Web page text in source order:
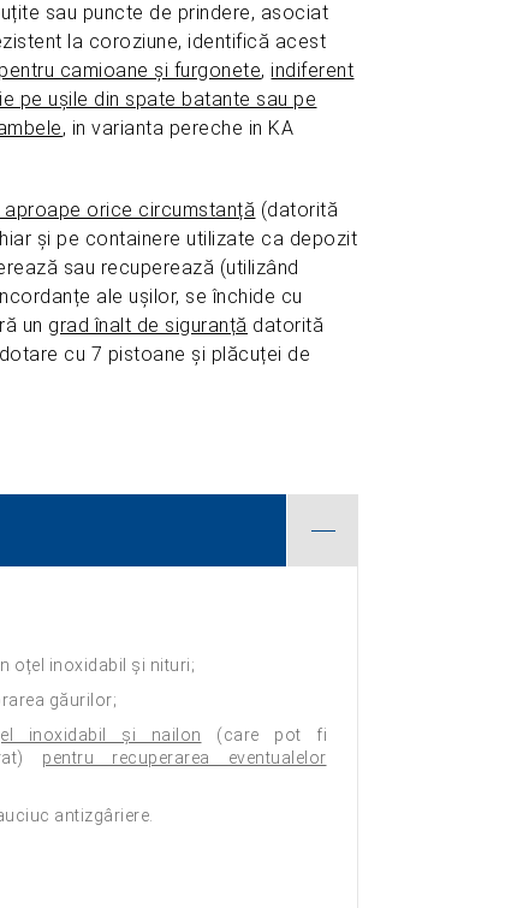
sau puncte de prindere, asociat
la coroziune, identifică acest
camioane și furgonete, indiferent
pe ușile din spate batante sau pe
, in varianta pereche in KA
orice circumstanță (datorită
și pe containere utilizate ca depozit
sau recuperează (utilizând
ale ușilor, se închide cu
un grad înalt de siguranță datorită
cu 7 pistoane și plăcuței de
oțel inoxidabil și nituri;
găurilor;
inoxidabil și nailon (care pot fi
pentru recuperarea eventualelor
antizgâriere.